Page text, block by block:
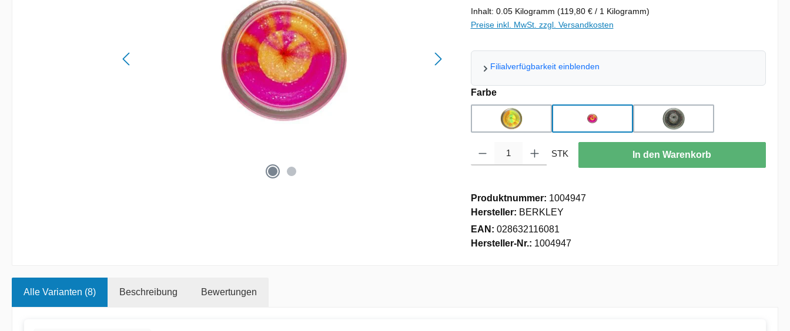
Inhalt: 0.05 Kilogramm (119,80 € / 1 Kilogramm)
Preise inkl. MwSt. zzgl. Versandkosten
Filialverfügbarkeit einblenden
Farbeauswählen
Rainbow Sherbet Smoke Fire Silver
Produkt Anzahl: Gib den gewünschten Wert ein oder benutze die Schaltflächen um
STK In den Warenkorb
Produktnummer: 1004947
Hersteller: BERKLEY
EAN: 028632116081
Hersteller-Nr.: 1004947
Alle Varianten (8) Beschreibung Bewertungen